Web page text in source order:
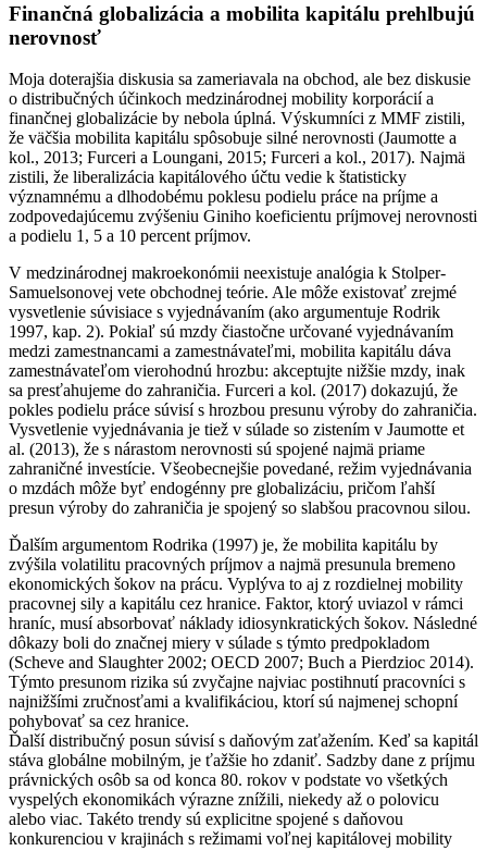
Finančná globalizácia a mobilita kapitálu prehlbujú
nerovnosť
Moja doterajšia diskusia sa zameriavala na obchod, ale bez diskusie
o distribučných účinkoch medzinárodnej mobility korporácií a
finančnej globalizácie by nebola úplná. Výskumníci z MMF zistili,
že väčšia mobilita kapitálu spôsobuje silné nerovnosti (Jaumotte a
kol., 2013; Furceri a Loungani, 2015; Furceri a kol., 2017). Najmä
zistili, že liberalizácia kapitálového účtu vedie k štatisticky
významnému a dlhodobému poklesu podielu práce na príjme a
zodpovedajúcemu zvýšeniu Giniho koeficientu príjmovej nerovnosti
a podielu 1, 5 a 10 percent príjmov.
V medzinárodnej makroekonómii neexistuje analógia k Stolper-
Samuelsonovej vete obchodnej teórie. Ale môže existovať zrejmé
vysvetlenie súvisiace s vyjednávaním (ako argumentuje Rodrik
1997, kap. 2). Pokiaľ sú mzdy čiastočne určované vyjednávaním
medzi zamestnancami a zamestnávateľmi, mobilita kapitálu dáva
zamestnávateľom vierohodnú hrozbu: akceptujte nižšie mzdy, inak
sa presťahujeme do zahraničia. Furceri a kol. (2017) dokazujú, že
pokles podielu práce súvisí s hrozbou presunu výroby do zahraničia.
Vysvetlenie vyjednávania je tiež v súlade so zistením v Jaumotte et
al. (2013), že s nárastom nerovnosti sú spojené najmä priame
zahraničné investície. Všeobecnejšie povedané, režim vyjednávania
o mzdách môže byť endogénny pre globalizáciu, pričom ľahší
presun výroby do zahraničia je spojený so slabšou pracovnou silou.
Ďalším argumentom Rodrika (1997) je, že mobilita kapitálu by
zvýšila volatilitu pracovných príjmov a najmä presunula bremeno
ekonomických šokov na prácu. Vyplýva to aj z rozdielnej mobility
pracovnej sily a kapitálu cez hranice. Faktor, ktorý uviazol v rámci
hraníc, musí absorbovať náklady idiosynkratických šokov. Následné
dôkazy boli do značnej miery v súlade s týmto predpokladom
(Scheve and Slaughter 2002; OECD 2007; Buch a Pierdzioc 2014).
Týmto presunom rizika sú zvyčajne najviac postihnutí pracovníci s
najnižšími zručnosťami a kvalifikáciou, ktorí sú najmenej schopní
pohybovať sa cez hranice.
Ďalší distribučný posun súvisí s daňovým zaťažením. Keď sa kapitál
stáva globálne mobilným, je ťažšie ho zdaniť. Sadzby dane z príjmu
právnických osôb sa od konca 80. rokov v podstate vo všetkých
vyspelých ekonomikách výrazne znížili, niekedy až o polovicu
alebo viac. Takéto trendy sú explicitne spojené s daňovou
konkurenciou v krajinách s režimami voľnej kapitálovej mobility